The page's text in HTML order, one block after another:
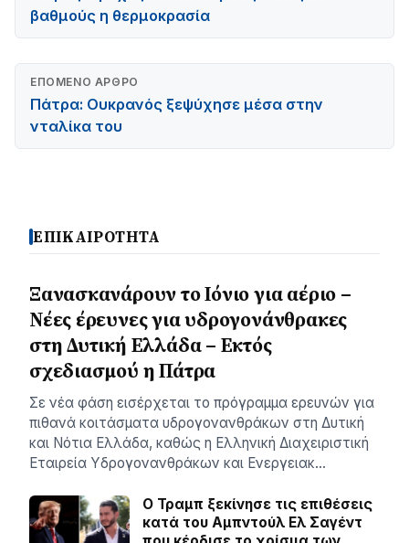
βαθμούς η θερμοκρασία
ΕΠΌΜΕΝΟ ΆΡΘΡΟ
Πάτρα: Ουκρανός ξεψύχησε μέσα στην
νταλίκα του
ΕΠΙΚΑΙΡΟΤΗΤΑ
Ξανασκανάρουν το Ιόνιο για αέριο –
Νέες έρευνες για υδρογονάνθρακες
στη Δυτική Ελλάδα – Εκτός
σχεδιασμού η Πάτρα
Σε νέα φάση εισέρχεται το πρόγραμμα ερευνών για
πιθανά κοιτάσματα υδρογονανθράκων στη Δυτική
και Νότια Ελλάδα, καθώς η Ελληνική Διαχειριστική
Εταιρεία Υδρογονανθράκων και Ενεργειακ…
O Τραμπ ξεκίνησε τις επιθέσεις
κατά του Αμπντούλ Ελ Σαγέντ